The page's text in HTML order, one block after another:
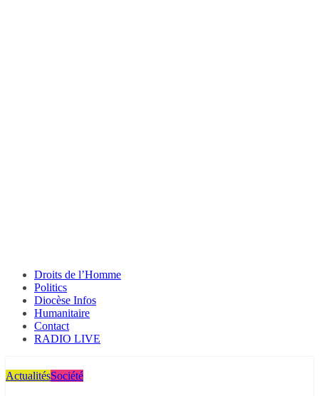
Droits de l’Homme
Politics
Diocèse Infos
Humanitaire
Contact
RADIO LIVE
ActualitésSociété